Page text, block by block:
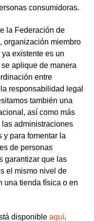
consumidoras.
la Federación de
organización miembro
existente es un
aplique de manera
entre
responsabilidad legal
también una
así como más
administraciones
y para fomentar la
de personas
garantizar que las
el mismo nivel de
una tienda física o en
disponible aquí.